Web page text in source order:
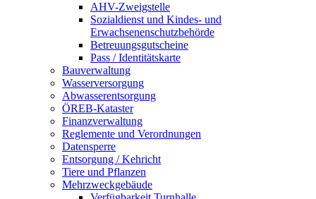
AHV-Zweigstelle
Sozialdienst und Kindes- und
Erwachsenenschutzbehörde
Betreuungsgutscheine
Pass / Identitätskarte
Bauverwaltung
Wasserversorgung
Abwasserentsorgung
ÖREB-Kataster
Finanzverwaltung
Reglemente und Verordnungen
Datensperre
Entsorgung / Kehricht
Tiere und Pflanzen
Mehrzweckgebäude